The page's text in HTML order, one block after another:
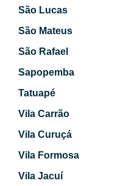
São Lucas
São Mateus
São Rafael
Sapopemba
Tatuapé
Vila Carrão
Vila Curuçá
Vila Formosa
Vila Jacuí